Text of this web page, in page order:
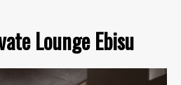
Lounge Ebisu